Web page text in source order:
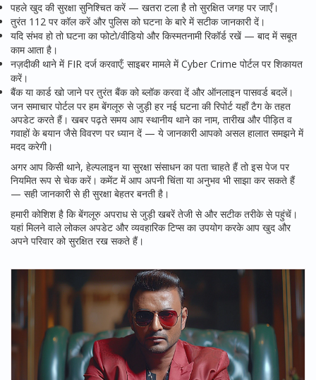
पहले खुद की सुरक्षा सुनिश्चित करें — खतरा टला है तो सुरक्षित जगह पर जाएँ।
तुरंत 112 पर कॉल करें और पुलिस को घटना के बारे में सटीक जानकारी दें।
यदि संभव हो तो घटना का फोटो/वीडियो और किस्मतनामी रिकॉर्ड रखें — बाद में सबूत
काम आता है।
नज़दीकी थाने में FIR दर्ज करवाएँ; साइबर मामले में Cyber Crime पोर्टल पर शिकायत
करें।
बैंक या कार्ड खो जाने पर तुरंत बैंक को ब्लॉक करवा दें और ऑनलाइन पासवर्ड बदलें।
जन समाचार पोर्टल पर हम बेंगलूरु से जुड़ी हर नई घटना की रिपोर्ट यहाँ टैग के तहत
अपडेट करते हैं। खबर पढ़ते समय आप स्थानीय थाने का नाम, तारीख और पीड़ित व
गवाहों के बयान जैसे विवरण पर ध्यान दें — ये जानकारी आपको असल हालात समझने में
मदद करेगी।
अगर आप किसी थाने, हेल्पलाइन या सुरक्षा संसाधन का पता चाहते हैं तो इस पेज पर
नियमित रूप से चेक करें। कमेंट में आप अपनी चिंता या अनुभव भी साझा कर सकते हैं
— सही जानकारी से ही सुरक्षा बेहतर बनती है।
हमारी कोशिश है कि बेंगलूरु अपराध से जुड़ी खबरें तेजी से और सटीक तरीके से पहुंचें।
यहां मिलने वाले लोकल अपडेट और व्यवहारिक टिप्स का उपयोग करके आप खुद और
अपने परिवार को सुरक्षित रख सकते हैं।